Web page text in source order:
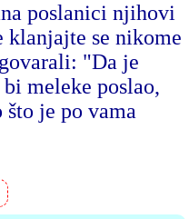
poslanici njihovi
se nikome
"Da je
meleke poslao,
je po vama